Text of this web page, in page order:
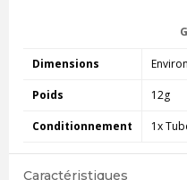
Dimensions
Poids 12g
Conditionnement 1x
Caractéristiques